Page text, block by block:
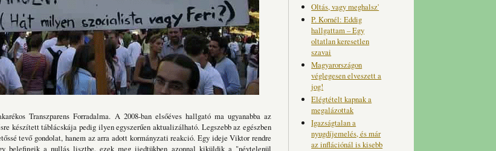
Transzparens Forradalma. A 2008-ban elsőéves hallgató ma ugyanabba az
készített táblácskája pedig ilyen egyszerűen aktualizálható. Legszebb az egészben
tevő gondolat, hanem az arra adott kormányzati reakció. Egy ideje Viktor rendre
Oltás, vagy meghalsz'
P. Kornél: Eddig
hallgattam – Egy
oltatlan keresetlen
szavai
Magyarországon
véglegesen elveszett a
jog!
Elégtételt kapnak a
megalázottak
Igazságtalan a
nyugdíjemelés, és már
az inflációnál is kisebb